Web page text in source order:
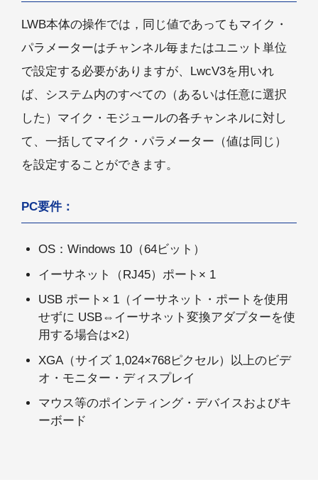
LWB本体の操作では，同じ値であってもマイク・
パラメーターはチャンネル毎またはユニット単位
で設定する必要がありますが、LwcV3を用いれ
ば、システム内のすべての（あるいは任意に選択
した）マイク・モジュールの各チャンネルに対し
て、一括してマイク・パラメーター（値は同じ）
を設定することができます。
PC要件：
OS：Windows 10（64ビット）
イーサネット（RJ45）ポート× 1
USB ポート× 1（イーサネット・ポートを使用
せずに USB⇔イーサネット変換アダプターを使
用する場合は×2）
XGA（サイズ 1,024×768ピクセル）以上のビデ
オ・モニター・ディスプレイ
マウス等のポインティング・デバイスおよびキ
ーボード